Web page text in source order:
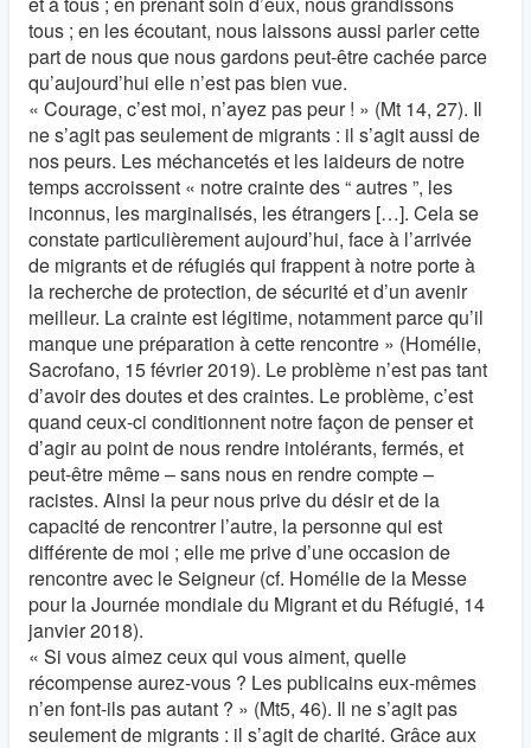
tous ; en les écoutant, nous laissons aussi parler cette
part de nous que nous gardons peut-être cachée parce
qu’aujourd’hui elle n’est pas bien vue.
« Courage, c’est moi, n’ayez pas peur ! » (Mt 14, 27). Il
ne s’agit pas seulement de migrants : il s’agit aussi de
nos peurs. Les méchancetés et les laideurs de notre
temps accroissent « notre crainte des “ autres ”, les
inconnus, les marginalisés, les étrangers […]. Cela se
constate particulièrement aujourd’hui, face à l’arrivée
de migrants et de réfugiés qui frappent à notre porte à
la recherche de protection, de sécurité et d’un avenir
meilleur. La crainte est légitime, notamment parce qu’il
manque une préparation à cette rencontre » (Homélie,
Sacrofano, 15 février 2019). Le problème n’est pas tant
d’avoir des doutes et des craintes. Le problème, c’est
quand ceux-ci conditionnent notre façon de penser et
d’agir au point de nous rendre intolérants, fermés, et
peut-être même – sans nous en rendre compte –
racistes. Ainsi la peur nous prive du désir et de la
capacité de rencontrer l’autre, la personne qui est
différente de moi ; elle me prive d’une occasion de
rencontre avec le Seigneur (cf. Homélie de la Messe
pour la Journée mondiale du Migrant et du Réfugié, 14
janvier 2018).
« Si vous aimez ceux qui vous aiment, quelle
récompense aurez-vous ? Les publicains eux-mêmes
n’en font-ils pas autant ? » (Mt5, 46). Il ne s’agit pas
seulement de migrants : il s’agit de charité. Grâce aux